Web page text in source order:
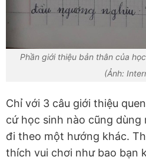
Phần giới thiệu bản thân của
(Ảnh:
Chỉ với 3 câu giới thiệu
cứ học sinh nào cũng dùng
đi theo một hướng khác.
thích vui chơi như bao bạn